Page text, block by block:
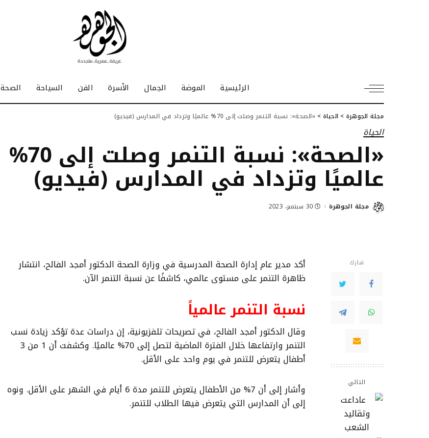
الرئيسية الموضة الجمال الأسرة الفن السياحة الصحة
مجلة الجوهرة > الحياة >«الصحة»: نسبة التنمر وصلت إلى 70% عالميًا وتزداد في المدارس (فيديو)
الحياة
«الصحة»: نسبة التنمر وصلت إلى 70%
عالميًا وتزداد في المدارس (فيديو)
Posted
مجلة الجوهرة 30 سبتمبر، 2023
شارك
التالي
أكد مدير عام إدارة الصحة المدرسية في وزارة الصحة الدكتور أمجد الفالح، انتشار
ظاهرة التنمر على مستوى عالمي، كاشفًا عن نسبة التنمر الآن.
نسبة التنمر عالمياً
وقال الدكتور أمجد الفالح، في تصريحات تلفزيونية، إن دراسات عدة تؤكد زيادة نسب
التنمر وارتفاعها خلال الفترة الماضية لتصل إلى 70% عالميًا. وكشفت أن 1 من 3
أطفال يتعرض للتنمر في يوم واحد على الأقل.
وأشار إلى أن 7% من الأطفال يتعرض للتنمر مدة 6 أيام في الشهر على الأقل. ونوه
إلى أن المدارس التي يتعرض فيها الطلاب للتنمر.